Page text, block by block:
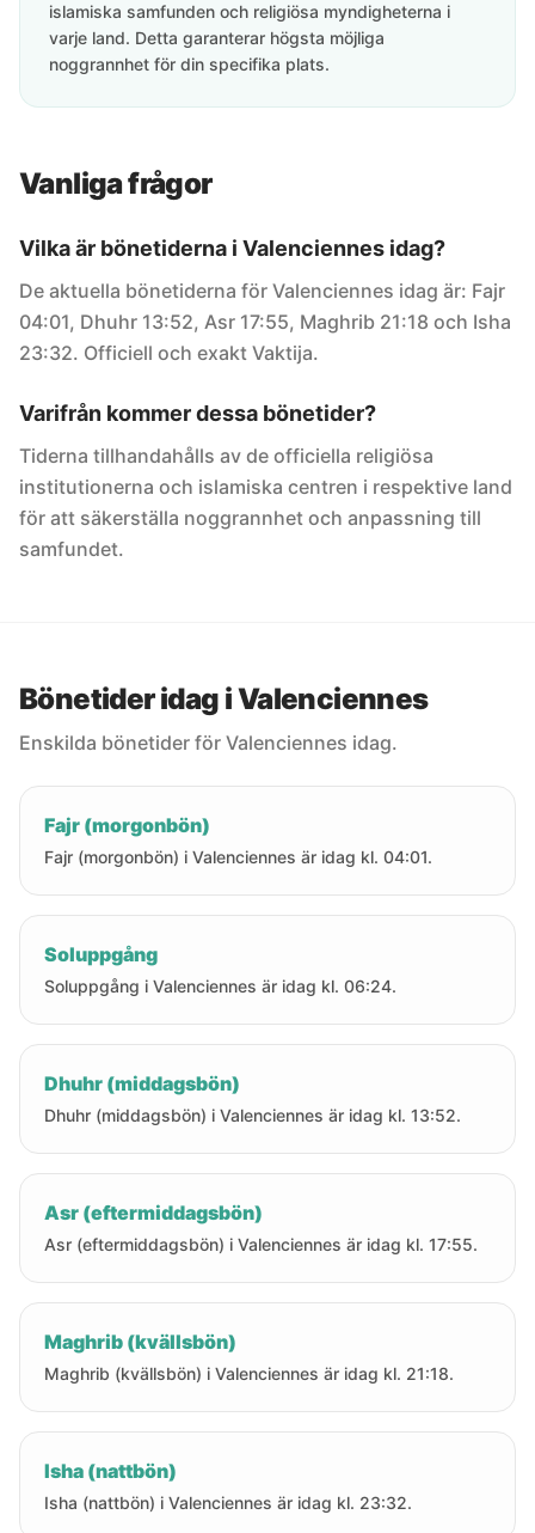
islamiska samfunden och religiösa myndigheterna i
varje land. Detta garanterar högsta möjliga
noggrannhet för din specifika plats.
Vanliga frågor
Vilka är bönetiderna i Valenciennes idag?
De aktuella bönetiderna för Valenciennes idag är: Fajr
04:01, Dhuhr 13:52, Asr 17:55, Maghrib 21:18 och Isha
23:32. Officiell och exakt Vaktija.
Varifrån kommer dessa bönetider?
Tiderna tillhandahålls av de officiella religiösa
institutionerna och islamiska centren i respektive land
för att säkerställa noggrannhet och anpassning till
samfundet.
Bönetider idag i Valenciennes
Enskilda bönetider för Valenciennes idag.
Fajr (morgonbön)
Fajr (morgonbön) i Valenciennes är idag kl. 04:01.
Soluppgång
Soluppgång i Valenciennes är idag kl. 06:24.
Dhuhr (middagsbön)
Dhuhr (middagsbön) i Valenciennes är idag kl. 13:52.
Asr (eftermiddagsbön)
Asr (eftermiddagsbön) i Valenciennes är idag kl. 17:55.
Maghrib (kvällsbön)
Maghrib (kvällsbön) i Valenciennes är idag kl. 21:18.
Isha (nattbön)
Isha (nattbön) i Valenciennes är idag kl. 23:32.